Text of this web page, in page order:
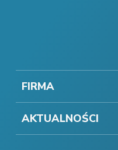
FIRMA
AKTUALNOŚCI